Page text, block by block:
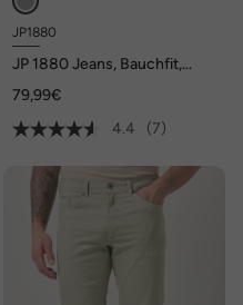
JP1880
JP 1880 Jeans, Bauchfit,
Regular Fit, 5-Pocket, bis Gr.
79,99€
4.4
(7)